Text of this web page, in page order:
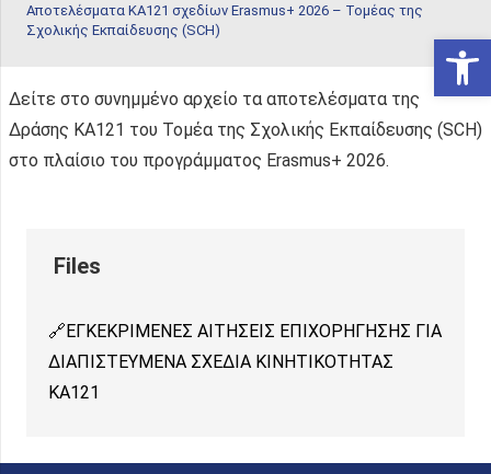
Αποτελέσματα KA121 σχεδίων Erasmus+ 2026 – Τομέας της
Σχολικής Εκπαίδευσης (SCH)
Δείτε στo συνημμένo αρχείo τα αποτελέσματα της
Δράσης ΚΑ121 του Τομέα της Σχολικής Εκπαίδευσης (SCH)
στο πλαίσιο του προγράμματος Erasmus+ 2026.
ΕΓΚΕΚΡΙΜΕΝΕΣ ΑΙΤΗΣΕΙΣ ΕΠΙΧΟΡΗΓΗΣΗΣ ΓΙΑ
ΔΙΑΠΙΣΤΕΥΜΕΝΑ ΣΧΕΔΙΑ ΚΙΝΗΤΙΚΟΤΗΤΑΣ
KA121